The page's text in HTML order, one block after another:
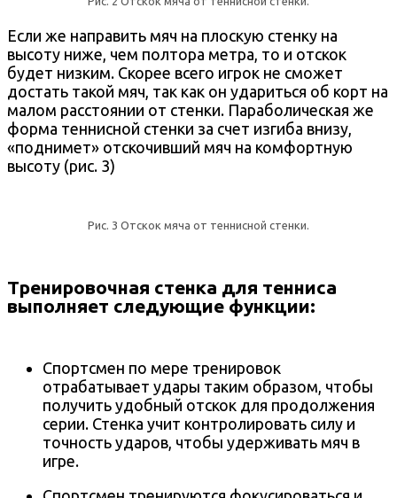
Если же направить мяч на плоскую стенку на
высоту ниже, чем полтора метра, то и отскок
будет низким. Скорее всего игрок не сможет
достать такой мяч, так как он удариться об корт на
малом расстоянии от стенки. Параболическая же
форма теннисной стенки за счет изгиба внизу,
«поднимет» отскочивший мяч на комфортную
высоту (рис. 3)
Рис. 3 Отскок мяча от теннисной стенки.
Тренировочная стенка для тенниса
выполняет следующие функции:
Спортсмен по мере тренировок
отрабатывает удары таким образом, чтобы
получить удобный отскок для продолжения
серии. Стенка учит контролировать силу и
точность ударов, чтобы удерживать мяч в
игре.